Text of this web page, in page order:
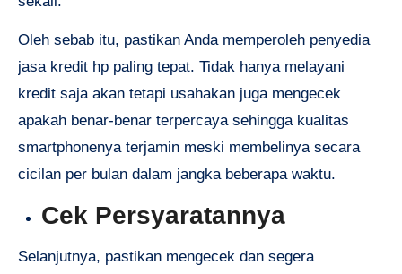
Oleh sebab itu, pastikan Anda memperoleh penyedia
jasa kredit hp paling tepat. Tidak hanya melayani
kredit saja akan tetapi usahakan juga mengecek
apakah benar-benar terpercaya sehingga kualitas
smartphonenya terjamin meski membelinya secara
cicilan per bulan dalam jangka beberapa waktu.
Cek Persyaratannya
Selanjutnya, pastikan mengecek dan segera